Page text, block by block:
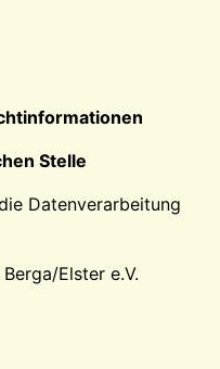
Stelle
Datenverarbeitung
Elster e.V.